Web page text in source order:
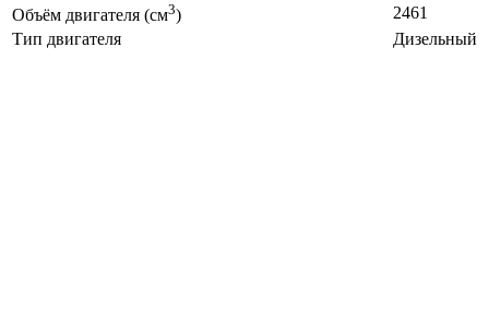
Объём двигателя (см3)
2461
Тип двигателя
Дизельный